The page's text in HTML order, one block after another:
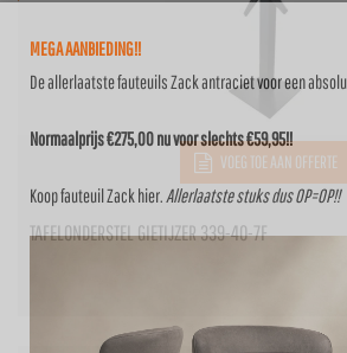
VOEG TOE AAN OFFERTE
TAFELONDERSTEL GIETIJZER 339-40-7F
MEGA AANBIEDING!!
De allerlaatste fauteuils Zack antraciet voor een
Normaalprijs €275,00 nu voor slechts €59,95!!
Koop fauteuil Zackhier Allerlaatste stuks dus OP=OP!!